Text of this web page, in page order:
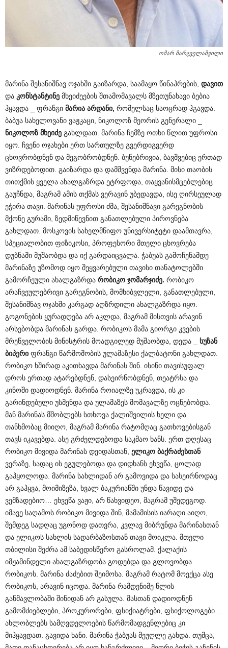
ომარ მარგველაშვილი
მარინა შესანიშნავ ოჯახში გაიზარდა, საამაყო წინაპრების, დავით
და კონსტანტინე მხეიძეების შთამომავალს მზეთუნახავი ბებია
ჰყავდა _ ფრანგი მარია არდანი, რომელსაც საოცრად ჰგავდა.
ბაბუა სახელოვანი ვაჟკაცი, ნიკოლოზ მეორის გენერალი _
ნიკოლოზ მხეიძე გახლდათ. მარინა ჩემზე ოთხი წლით უფროსი
იყო. ჩვენი ოჯახები ერთ სართულზე გვერდიგვერდ
ცხოვრობდნენ და მეგობრობდნენ. ბუნებრივია, ბავშვებიც ერთად
ვიზრდებოდით. გაიზარდა და დამშვენდა მარინა. მისი თაობის
თითქმის ყველა ახალგაზრდა ეტრფოდა, თაყვანისმცებლებიც
გაუჩნდა, მაგრამ ამის თქმას ვერავინ უბედავდა, ისე ღირსეულად
ეჭირა თავი. მარინას უფროსი ძმა, შესანიშნავი გარეგნობის
მქონე გურამი, ზედმიწევნით განათლებული პიროვნება
გახლდათ. მოსკოვის სახელმწიფო უნივერსიტეტი დაამთავრა,
სპეციალობით ფიზიკოსი, პროფესორი მთელი ცხოვრება
დუბნაში მუშაობდა და იქ გარდაიცვალა. ჭაბუას გამოჩენამდე
მარინაზე უზომოდ იყო შეყვარებული თავისი თანატოლებში
გამორჩეული ახალგაზრდა რობიკო ჯომარჯიძე. რობიკო
არაჩვეულებრივი გარეგნობის, მომხიბვლელი, განათლებული,
შესანიშნავ ოჯახში კარგად აღზრდილი ახალგაზრდა იყო.
გოგონების ყურადღება არ აკლდა, მაგრამ მისთვის არავინ
არსებობდა მარინას გარდა. რობიკოს მამა გიორგი კვების
მრეწველობის მინისტრის მოადგილედ მუშაობდა, დედა _ სუზან
ბიპერი ფრანგი წარმოშობის ულამაზესი ქალბატონი გახლდათ.
რობიკო ხშირად აკითხავდა მარინას შინ. ისინი თავისუფალ
დროს ერთად ატარებდნენ, დასეირნობდნენ, თეატრსა და
კინოში დადიოდნენ. მარინა როიალზე უკრავდა, ის კი
გარინდებული უსმენდა და ულამაზეს მომავალზე ოცნებობდა.
მან მარინას მშობლებს სთხოვა ქალიშვილის ხელი და
თანხმობაც მიიღო, მაგრამ მარინა რატომღაც გათხოვებისგან
თავს იკავებდა. ასე გრძელდებოდა საკმაო ხანს. ერთ დღესაც
რობიკო მივიდა მარინას დეიდასთან, ელიკო ბაქრაძესთან
ვერაზე, სადაც ის ეგულებოდა და დიდხანს ეხვეწა, ცოლად
გაჰყოლოდა. მარინა სახლიდან არ გამოვიდა და სასეირნოდაც
არ გაჰყვა, მოიმიზეზა, ხვალ ბაკურიანში უნდა წავიდე და
ვემზადებიო… ეხვეწა ვაჟი, არ წახვიდეო, მაგრამ უშედეგოდ.
იმავე საღამოს რობიკო მივიდა შინ, მამამისის იარაღი აიღო,
შემდეგ სადღაც უგონოდ დათვრა, კვლავ მიბრუნდა მარინასთან
და ელიკოს სახლის სადარბაზოსთან თავი მოიკლა. მთელი
თბილისი შეძრა ამ საბედისწერო გასროლამ. ქალაქის
იმჟამინდელი ახალგაზრდობა გოდებდა და გლოვობდა
რობიკოს. მარინა ძაძებით შეიმოსა. მაგრამ რატომ მოექცა ასე
რობიკოს, არავინ იცოდა. მარინა რამდენიმე წლის
განმავლობაში შინიდან არ გასულა. მასთან დადიოდნენ
გამომძიებლები, პროკურორები, ფსიქიატრები, ფსიქოლოგები…
ახლობლებს სამღვდელოების წარმომადგენლებიც კი
მიჰყავდათ. გავიდა ხანი. მარინა ჭაბუას მეუღლე გახდა. თუმცა,